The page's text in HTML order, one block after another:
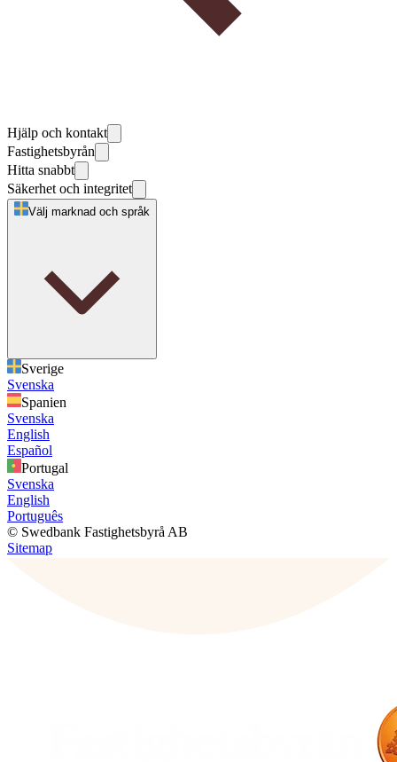
Hjälp och kontakt
Fastighetsbyrån
Hitta snabbt
Säkerhet och integritet
Välj marknad och språk
Sverige
Svenska
Spanien
Svenska
English
Español
Portugal
Svenska
English
Português
© Swedbank Fastighetsbyrå AB
Sitemap